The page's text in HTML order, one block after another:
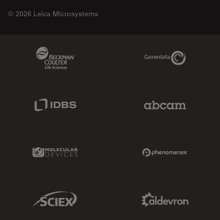
© 2026 Leica Microsystems
Genedata Link
Molecular Devices Link
Sciex Link